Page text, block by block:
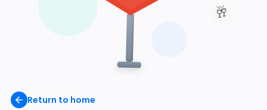
Return to home
🥂